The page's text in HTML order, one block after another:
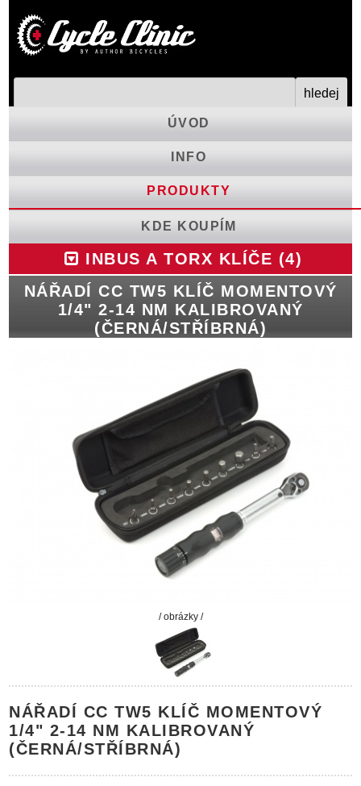
ÚVOD
INFO
PRODUKTY
KDE KOUPÍM
INBUS A TORX KLÍČE (4)
NÁŘADÍ CC TW5 KLÍČ MOMENTOVÝ
1/4" 2-14 NM KALIBROVANÝ
(ČERNÁ/STŘÍBRNÁ)
/ obrázky /
NÁŘADÍ CC TW5 KLÍČ MOMENTOVÝ
1/4" 2-14 NM KALIBROVANÝ
(ČERNÁ/STŘÍBRNÁ)